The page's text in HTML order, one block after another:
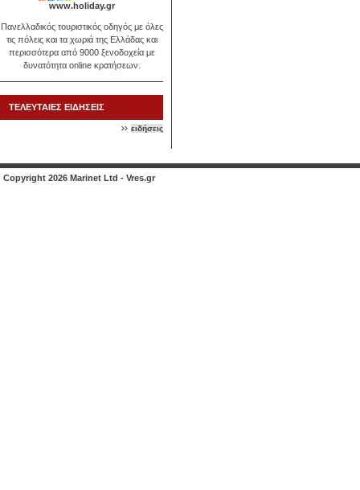
www.holiday.gr
Πανελλαδικός τουριστικός οδηγός με όλες
τις πόλεις και τα χωριά της Ελλάδας και
περισσότερα από 9000 ξενοδοχεία με
δυνατότητα online κρατήσεων.
ΤΕΛΕΥΤΑΙΕΣ ΕΙΔΗΣΕΙΣ
ειδήσεις
Copyright 2026 Marinet Ltd - Vres.gr